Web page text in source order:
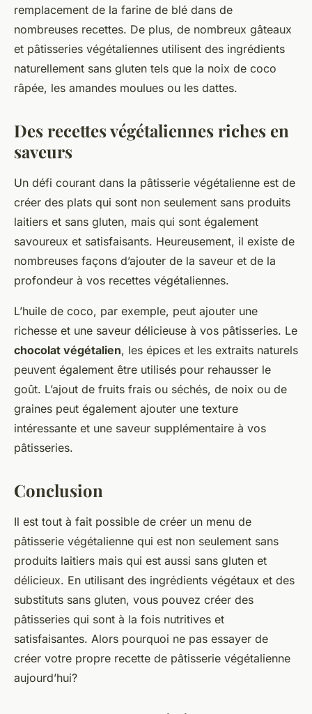
remplacement de la farine de blé dans de
nombreuses recettes. De plus, de nombreux gâteaux
et pâtisseries végétaliennes utilisent des ingrédients
naturellement sans gluten tels que la noix de coco
râpée, les amandes moulues ou les dattes.
Des recettes végétaliennes riches en
saveurs
Un défi courant dans la pâtisserie végétalienne est de
créer des plats qui sont non seulement sans produits
laitiers et sans gluten, mais qui sont également
savoureux et satisfaisants. Heureusement, il existe de
nombreuses façons d’ajouter de la saveur et de la
profondeur à vos recettes végétaliennes.
L’huile de coco, par exemple, peut ajouter une
richesse et une saveur délicieuse à vos pâtisseries. Le
chocolat végétalien, les épices et les extraits naturels
peuvent également être utilisés pour rehausser le
goût. L’ajout de fruits frais ou séchés, de noix ou de
graines peut également ajouter une texture
intéressante et une saveur supplémentaire à vos
pâtisseries.
Conclusion
Il est tout à fait possible de créer un menu de
pâtisserie végétalienne qui est non seulement sans
produits laitiers mais qui est aussi sans gluten et
délicieux. En utilisant des ingrédients végétaux et des
substituts sans gluten, vous pouvez créer des
pâtisseries qui sont à la fois nutritives et
satisfaisantes. Alors pourquoi ne pas essayer de
créer votre propre recette de pâtisserie végétalienne
aujourd’hui?